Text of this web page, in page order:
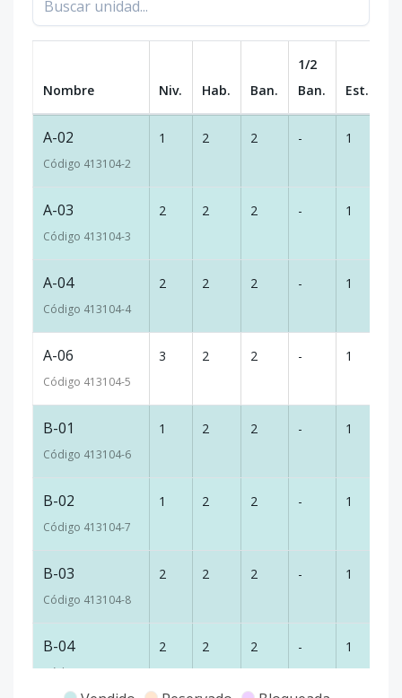
Nombre Niv. Hab. Ban.
1/2
Ban.
Est.
A-02
Código 413104-2
1 2 2 - 1
A-03
Código 413104-3
2 2 2 - 1
A-04
Código 413104-4
2 2 2 - 1
A-06
Código 413104-5
3 2 2 - 1
B-01
Código 413104-6
1 2 2 - 1
B-02
Código 413104-7
1 2 2 - 1
B-03
Código 413104-8
2 2 2 - 1
B-04
Código413104-9
2 2 2 - 1